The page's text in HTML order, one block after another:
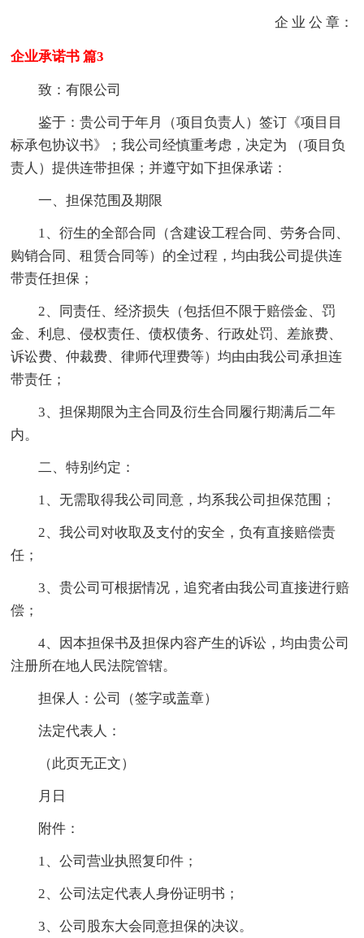
企 业 公 章：
企业承诺书 篇3
致：有限公司
鉴于：贵公司于年月（项目负责人）签订《项目目
标承包协议书》；我公司经慎重考虑，决定为 （项目负
责人）提供连带担保；并遵守如下担保承诺：
一、担保范围及期限
1、衍生的全部合同（含建设工程合同、劳务合同、
购销合同、租赁合同等）的全过程，均由我公司提供连
带责任担保；
2、同责任、经济损失（包括但不限于赔偿金、罚
金、利息、侵权责任、债权债务、行政处罚、差旅费、
诉讼费、仲裁费、律师代理费等）均由由我公司承担连
带责任；
3、担保期限为主合同及衍生合同履行期满后二年
内。
二、特别约定：
1、无需取得我公司同意，均系我公司担保范围；
2、我公司对收取及支付的安全，负有直接赔偿责
任；
3、贵公司可根据情况，追究者由我公司直接进行赔
偿；
4、因本担保书及担保内容产生的诉讼，均由贵公司
注册所在地人民法院管辖。
担保人：公司（签字或盖章）
法定代表人：
（此页无正文）
月日
附件：
1、公司营业执照复印件；
2、公司法定代表人身份证明书；
3、公司股东大会同意担保的决议。